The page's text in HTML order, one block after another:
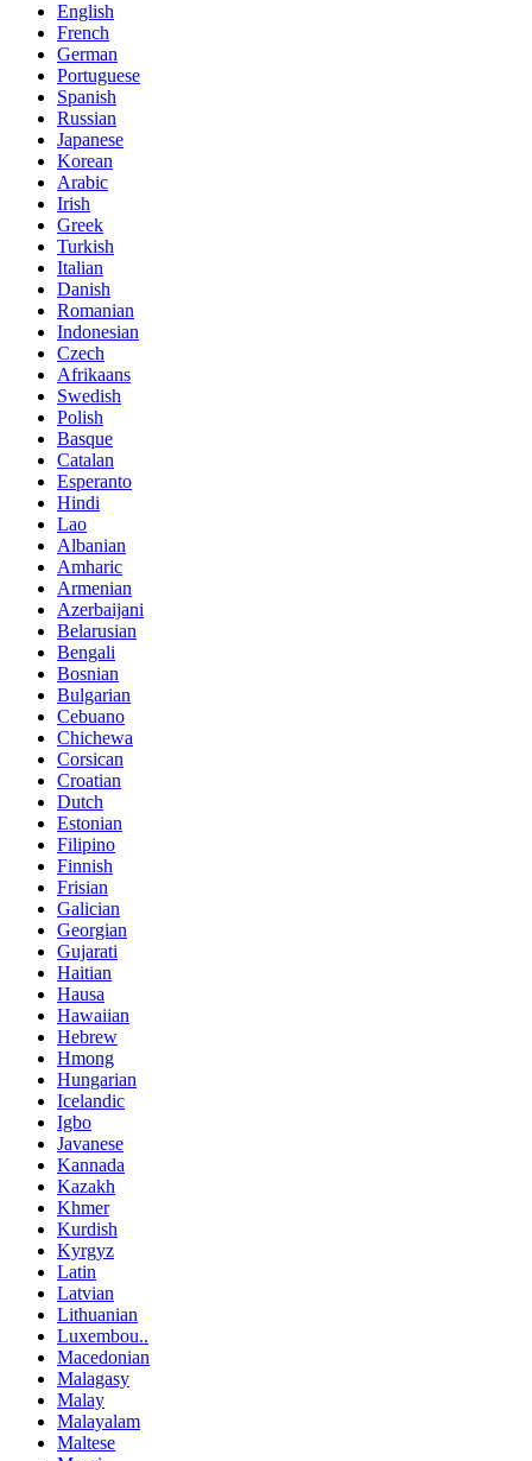
English
French
German
Portuguese
Spanish
Russian
Japanese
Korean
Arabic
Irish
Greek
Turkish
Italian
Danish
Romanian
Indonesian
Czech
Afrikaans
Swedish
Polish
Basque
Catalan
Esperanto
Hindi
Lao
Albanian
Amharic
Armenian
Azerbaijani
Belarusian
Bengali
Bosnian
Bulgarian
Cebuano
Chichewa
Corsican
Croatian
Dutch
Estonian
Filipino
Finnish
Frisian
Galician
Georgian
Gujarati
Haitian
Hausa
Hawaiian
Hebrew
Hmong
Hungarian
Icelandic
Igbo
Javanese
Kannada
Kazakh
Khmer
Kurdish
Kyrgyz
Latin
Latvian
Lithuanian
Luxembou..
Macedonian
Malagasy
Malay
Malayalam
Maltese